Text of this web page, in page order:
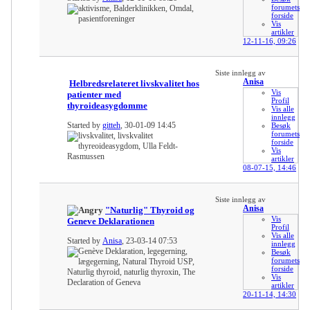
forumets
forside
Vis
artikler
12-11-16, 09:26
Helbredsrelateret livskvalitet hos
patienter med
thyroideasygdomme
Started by gitteh, 30-01-09 14:45
Siste innlegg av
Anisa
Vis
Profil
Vis alle
innlegg
Besøk
forumets
forside
Vis
artikler
08-07-15, 14:46
"Naturlig" Thyroid og
Geneve Deklarationen
Started by Anisa, 23-03-14 07:53
Siste innlegg av
Anisa
Vis
Profil
Vis alle
innlegg
Besøk
forumets
forside
Vis
artikler
20-11-14, 14:30